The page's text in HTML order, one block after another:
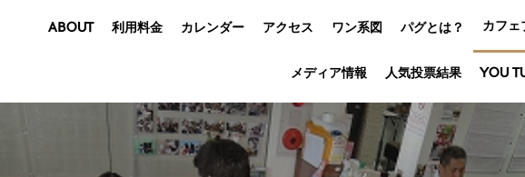
ABOUT 利用料金 カレンダー アクセス ワン系図 パグとは？ カフェ
メディア情報 人気投票結果 YOU